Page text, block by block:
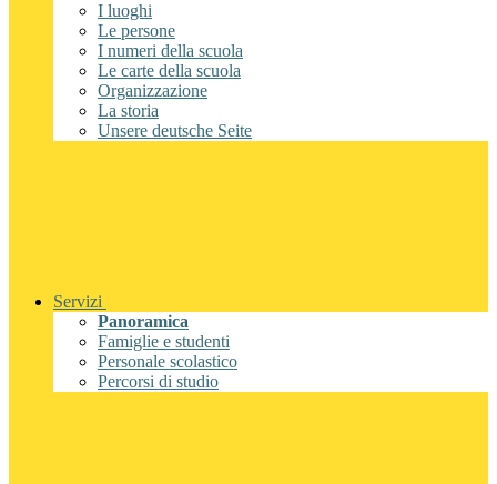
I luoghi
Le persone
I numeri della scuola
Le carte della scuola
Organizzazione
La storia
Unsere deutsche Seite
Servizi
Panoramica
Famiglie e studenti
Personale scolastico
Percorsi di studio